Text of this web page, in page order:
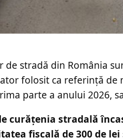
stradă din România
folosit ca referință
parte a anului 2026,
curățenia stradală
fiscală de 300 de